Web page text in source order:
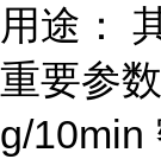
用途：
重要参
g/10min